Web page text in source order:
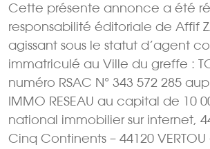
Cette présente annonce a été
responsabilité éditoriale de Affif
agissant sous le statut d’agent
immatriculé au Ville du greffe :
numéro RSAC N° 343 572 285
IMMO RESEAU au capital de 10
national immobilier sur internet,
Cinq Continents – 44120 VERTOU